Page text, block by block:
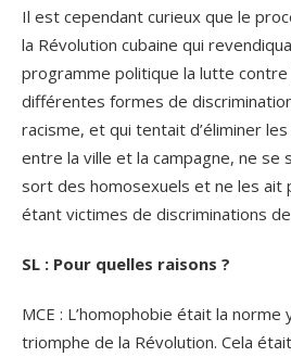
Il est cependant curieux que le
la Révolution cubaine qui
programme politique la lutte
différentes formes de
racisme, et qui tentait d’éliminer
entre la ville et la campagne, ne se
sort des homosexuels et ne les ait
étant victimes de discriminations
SL : Pour quelles raisons ?
MCE : L’homophobie était la
triomphe de la Révolution. Cela